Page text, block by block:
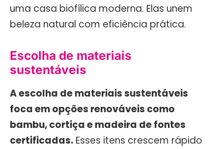
uma casa biofílica moderna. Elas unem
beleza natural com eficiência prática.
Escolha de materiais
sustentáveis
A escolha de materiais sustentáveis
foca em opções renováveis como
bambu, cortiça e madeira de fontes
certificadas. Esses itens crescem rápido